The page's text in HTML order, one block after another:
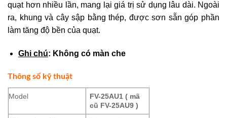
quạt hơn nhiều lần, mang lại giá trị sử dụng lâu dài. Ngoài
ra, khung và cây sập bằng thép, được sơn sẵn góp phần
làm tăng độ bền của quạt.
Ghi chú: Không có màn che
Thông số kỹ thuật
Model
FV-25AU1 ( mã
cũ FV-25AU9 )